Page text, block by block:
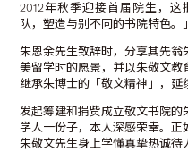
2012年秋季迎接首届院生，
队，塑造与别不同的书院特色。
朱恩余先生致辞时，分享其先
美留学时的愿景，并以朱敬文
继承朱博士的「敬文精神」，延
发起筹建和捐赀成立敬文书院
学人一份子，本人深感荣幸。
朱敬文先生身上学懂真挚热诚